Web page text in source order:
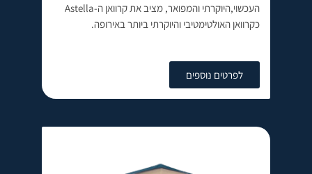
העכשוי,היוקרתי והמפואר, מציב את קרוואן ה-Astella
כקרוואן האולטימטיבי והיוקרתי ביותר באירופה.
לפרטים נוספים